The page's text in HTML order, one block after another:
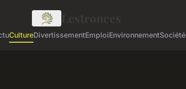
CultureDivertissementEmploiEnvironnementSociété